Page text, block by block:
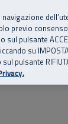
Risorse
previo
pulsante
su
pulsante RIFIUTA